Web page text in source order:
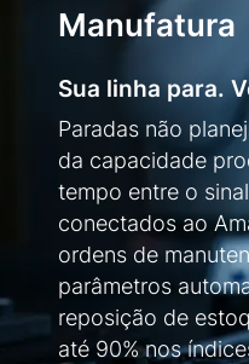
Manufatura
Sua linha para.
Paradas não
da capacidade
tempo entre o
conectados ao
ordens de
parâmetros
reposição de
até 90% nos